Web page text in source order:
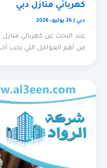
كهربائي منازل دبي
دبي |26 يوليو، 2026
عند البحث عن كهربائي منازل
من أهم العوامل التي يجب